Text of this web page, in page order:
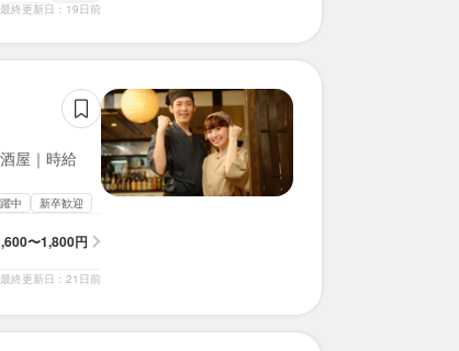
最終更新日：19日前
屋｜時給
中 新卒歓迎
〜1,800円
最終更新日：21日前
求人を選択する
求人を選択する
求人を選択する
求人を選択する
求人を選択する
求人を選択する
求人を選択する
求人を選択する
求人を選択する
求人を選択する
求人を選択する
求人を選択する
求人を選択する
求人を選択する
求人を選択する
求人を選択する
求人を選択する
求人を選択する
求人を選択する
求人を選択する